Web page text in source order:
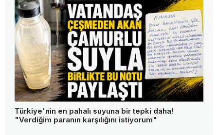
Türkiye'nin en pahalı suyuna bir tepki daha!
"Verdiğim paranın karşılığını istiyorum"